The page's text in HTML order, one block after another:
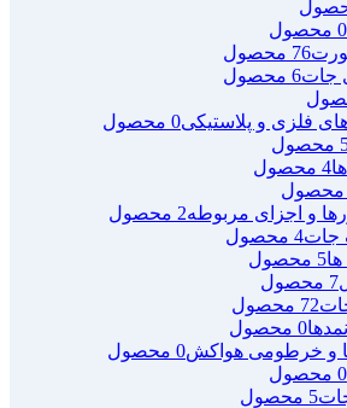
0 محصول
76 محصول
جات6 محصول
فلزی و پلاستیکی0 محصول
4 محصول
و اجزای مربوطه2 محصول
جات4 محصول
5 محصول
7 محصول
72 محصول
0 محصول
و خرطومی هواکش0 محصول
0 محصول
5 محصول